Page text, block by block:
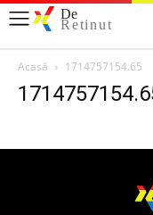
De
Retinut
Acasă 1714757154.65